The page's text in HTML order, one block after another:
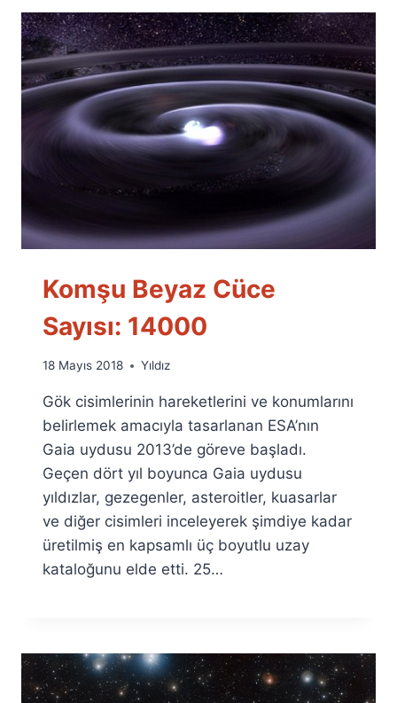
Komşu Beyaz Cüce
Sayısı: 14000
By
Fuat
Özyar
18 Mayıs 2018 Yıldız
Gök cisimlerinin hareketlerini ve konumlarını
belirlemek amacıyla tasarlanan ESA’nın
Gaia uydusu 2013’de göreve başladı.
Geçen dört yıl boyunca Gaia uydusu
yıldızlar, gezegenler, asteroitler, kuasarlar
ve diğer cisimleri inceleyerek şimdiye kadar
üretilmiş en kapsamlı üç boyutlu uzay
kataloğunu elde etti. 25…